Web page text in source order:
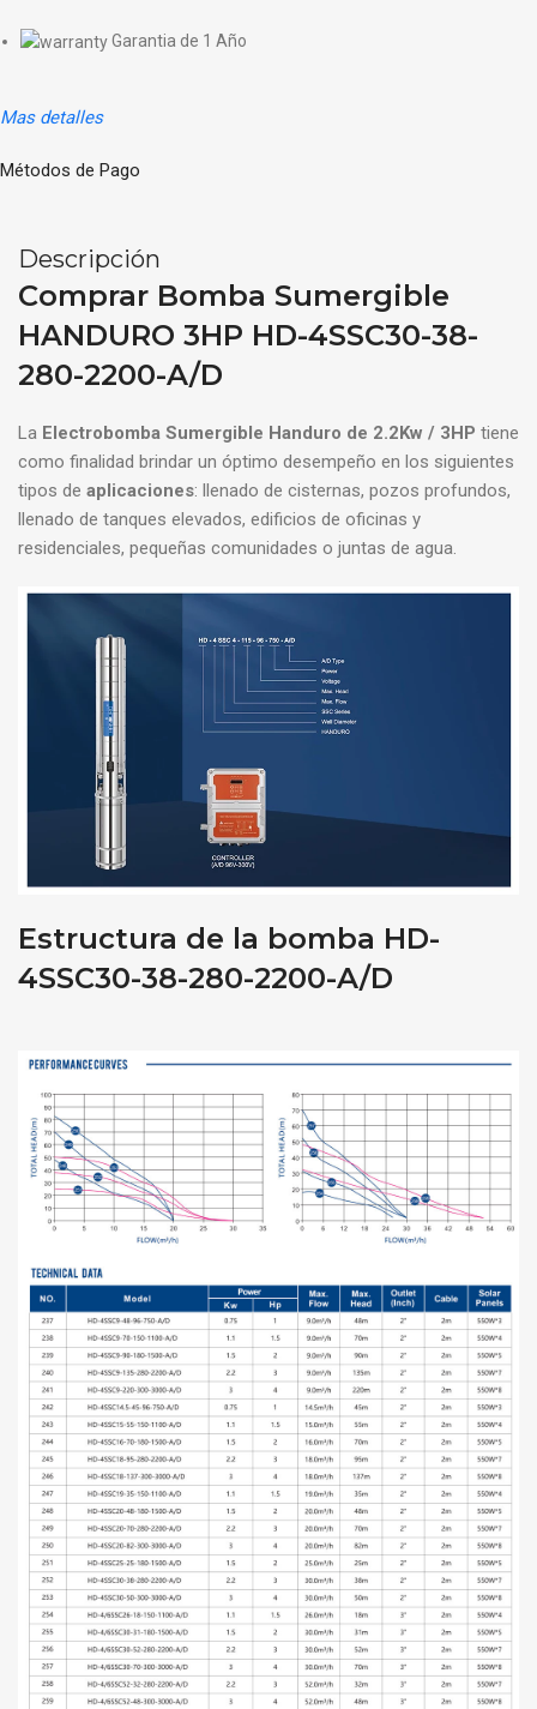
Garantia de 1 Año
Mas detalles
Métodos de Pago
Descripción
Comprar Bomba Sumergible
HANDURO 3HP HD-4SSC30-38-
280-2200-A/D
La Electrobomba Sumergible Handuro de 2.2Kw / 3HP tiene
como finalidad brindar un óptimo desempeño en los siguientes
tipos de aplicaciones: llenado de cisternas, pozos profundos,
llenado de tanques elevados, edificios de oficinas y
residenciales, pequeñas comunidades o juntas de agua.
Estructura de la bomba HD-
4SSC30-38-280-2200-A/D